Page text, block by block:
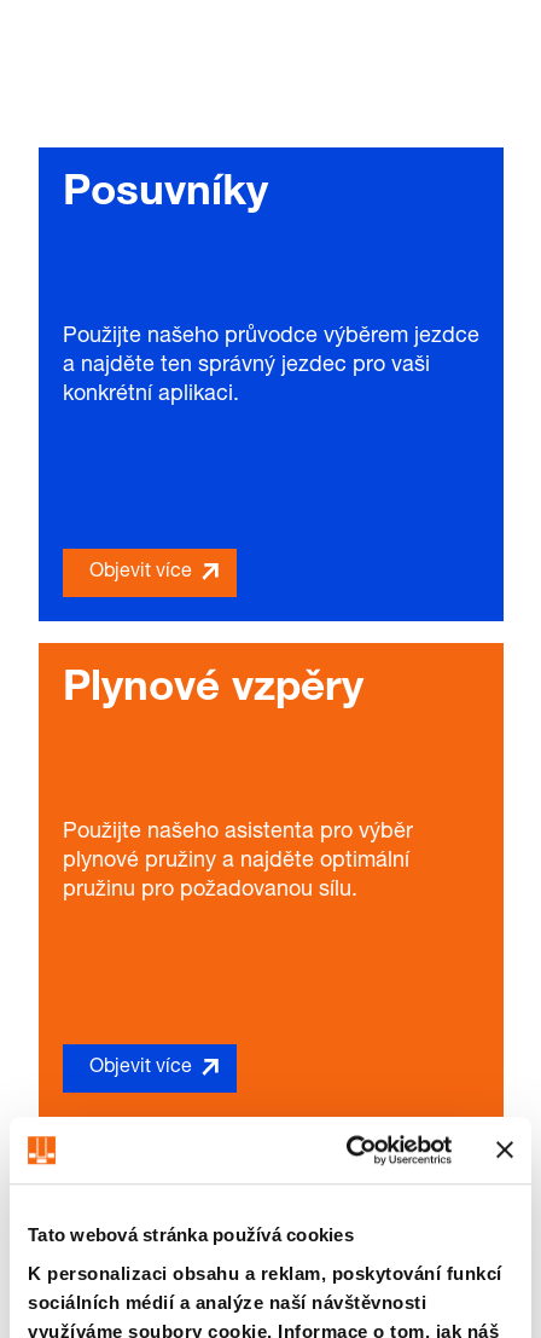
Tato webová stránka používá cookies
K personalizaci obsahu a reklam, poskytování funkcí
sociálních médií a analýze naší návštěvnosti
využíváme soubory cookie. Informace o tom, jak náš
Posuvníky
Použijte našeho průvodce výběrem jezdce
a najděte ten správný jezdec pro vaši
konkrétní aplikaci.
Objevit více
Plynové vzpěry
Použijte našeho asistenta pro výběr
plynové pružiny a najděte optimální
pružinu pro požadovanou sílu.
Objevit více